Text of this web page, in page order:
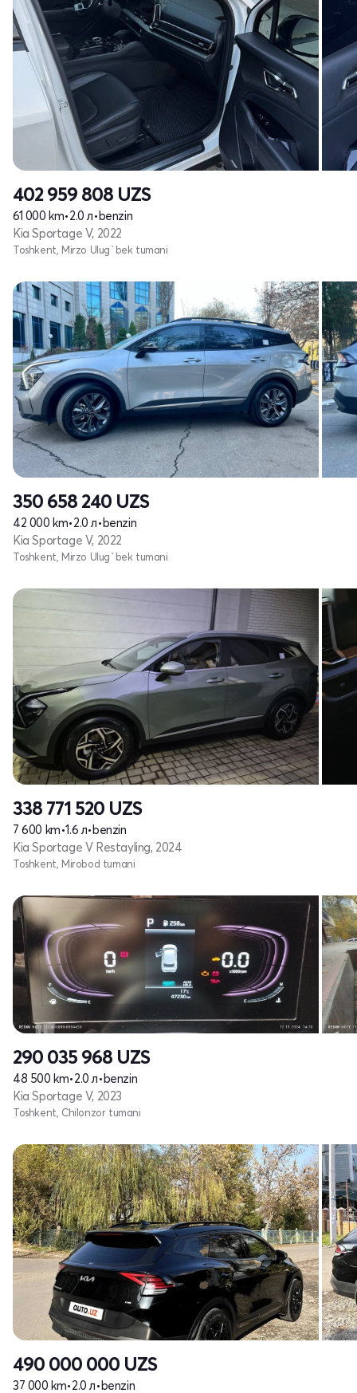
402 959 808 UZS
61 000 km•2.0 л•benzin
Kia Sportage V, 2022
Toshkent, Mirzo Ulug`bek tumani
350 658 240 UZS
42 000 km•2.0 л•benzin
Kia Sportage V, 2022
Toshkent, Mirzo Ulug`bek tumani
338 771 520 UZS
7 600 km•1.6 л•benzin
Kia Sportage V Restayling, 2024
Toshkent, Mirobod tumani
290 035 968 UZS
48 500 km•2.0 л•benzin
Kia Sportage V, 2023
Toshkent, Chilonzor tumani
490 000 000 UZS
37 000 km•2.0 л•benzin